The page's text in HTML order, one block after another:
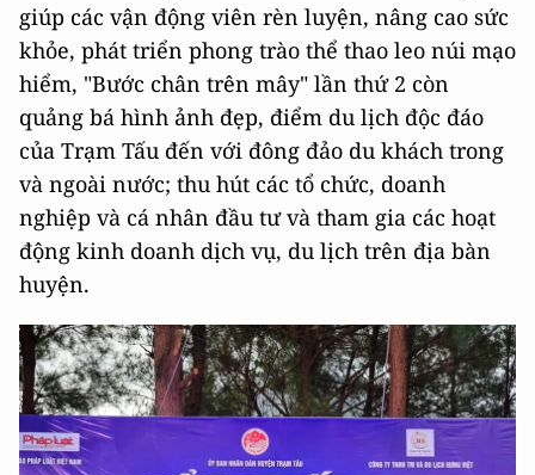
giúp các vận động viên rèn luyện, nâng cao sức
khỏe, phát triển phong trào thể thao leo núi mạo
hiểm, "Bước chân trên mây" lần thứ 2 còn
quảng bá hình ảnh đẹp, điểm du lịch độc đáo
của Trạm Tấu đến với đông đảo du khách trong
và ngoài nước; thu hút các tổ chức, doanh
nghiệp và cá nhân đầu tư và tham gia các hoạt
động kinh doanh dịch vụ, du lịch trên địa bàn
huyện.